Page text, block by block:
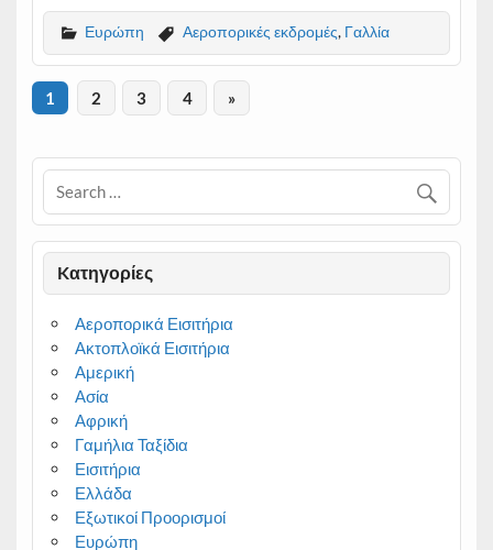
Ευρώπη Αεροπορικές εκδρομές, Γαλλία
1 2 3 4 »
Kατηγορίες
Αεροπορικά Εισιτήρια
Ακτοπλοϊκά Εισιτήρια
Αμερική
Ασία
Αφρική
Γαμήλια Ταξίδια
Εισιτήρια
Ελλάδα
Εξωτικοί Προορισμοί
Ευρώπη